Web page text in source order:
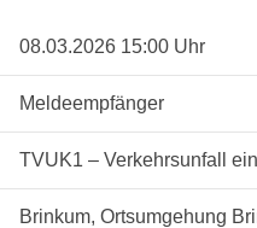
08.03.2026 15:00 Uhr
Meldeempfänger
TVUK1 – Verkehrsunfall
Brinkum, Ortsumgehung